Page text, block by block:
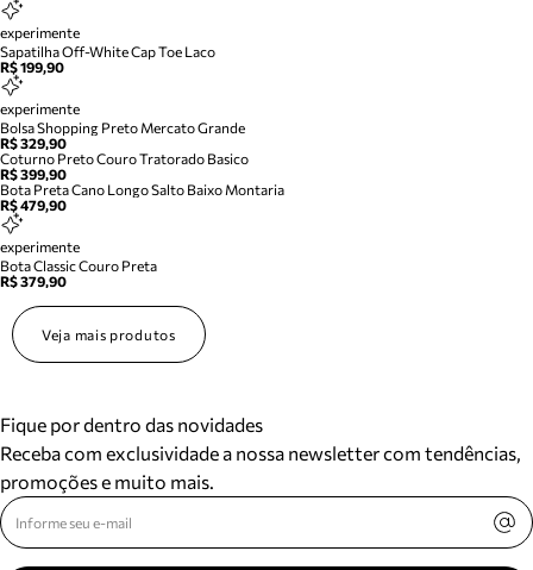
experimente
Sapatilha Off-White Cap Toe Laco
R$ 199,90
experimente
Bolsa Shopping Preto Mercato Grande
R$ 329,90
Coturno Preto Couro Tratorado Basico
R$ 399,90
Bota Preta Cano Longo Salto Baixo Montaria
R$ 479,90
experimente
Bota Classic Couro Preta
R$ 379,90
Veja mais produtos
Fique por dentro das novidades
Receba com exclusividade a nossa newsletter com tendências,
promoções e muito mais.